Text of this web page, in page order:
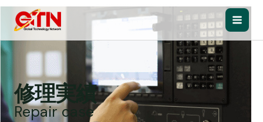
内
ス
プ
Main
修理実績
Repair case